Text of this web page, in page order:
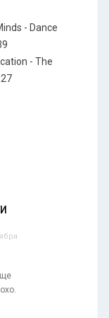
- Dance
- The